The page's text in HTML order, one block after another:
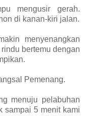
mengusir gerah.
di kanan-kiri jalan.
menyenangkan
bertemu dengan
Pemenang.
menuju pelabuhan
sampai 5 menit kami